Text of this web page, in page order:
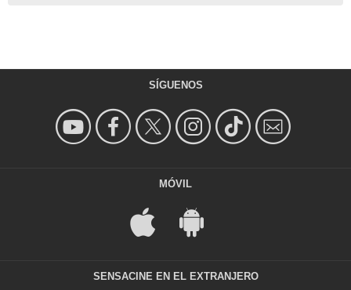
SÍGUENOS
MÓVIL
SENSACINE EN EL EXTRANJERO